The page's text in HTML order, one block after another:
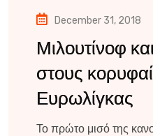
December 31, 2018
Μιλουτίνοφ
στους
Ευρωλίγκας
Το πρώτο μισό της